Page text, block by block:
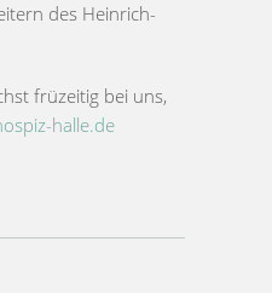
des Heinrich-
früzeitig bei uns,
halle.de